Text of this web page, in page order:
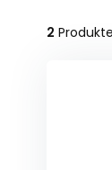
2 Produkte